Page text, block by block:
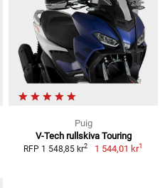
Puig
V-Tech rullskiva Touring
RFP 1 548,85 kr2 1 544,01 kr1